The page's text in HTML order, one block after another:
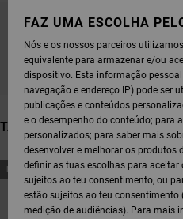
FICA ATENTO/A, OS
BREVE
TAMBÉM PODERÁS GOSTAR
AVANÇAR
PARA
PROCURAR
CRITÉRIOS
AVANÇAR
PARA
ORDENAR
NOVO PRODUTO
FAZ UMA ESCOLHA
Nós e os nossos parceiros
equivalente para armazenar e/ou
dispositivo. Esta informação
navegação e endereço IP) pode ser
publicações e conteúdos
e o desempenho do conteúdo; para
personalizados; para saber mais
desenvolver e melhorar os produtos
definir as tuas escolhas para aceitar
sujeitos ao teu consentimento, ou
estão sujeitos ao teu consentimento
medição de audiências). Para mais